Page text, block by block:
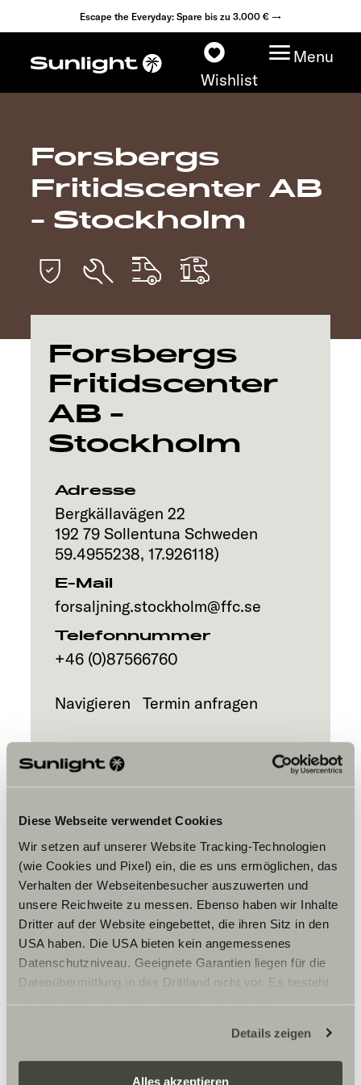
Diese Webseite verwendet Cookies
Wir setzen auf unserer Website Tracking-Technologien
(wie Cookies und Pixel) ein, die es uns ermöglichen, das
Verhalten der Webseitenbesucher auszuwerten und
unsere Reichweite zu messen. Ebenso haben wir Inhalte
Dritter auf der Website eingebettet, die ihren Sitz in den
USA haben. Die USA bieten kein angemessenes
Datenschutzniveau. Geeignete Garantien liegen für die
Datenübermittlung in das Drittland nicht vor. Es besteht
ein erhöhtes Risiko für Betroffene, da diesen
zustehen. Eingesetzte Dienstleister können Daten für
eigene Zwecke verarbeiten und mit anderen Daten
zusammenführen. Weitere Informationen finden Sie hier:
Details zeigen
Alles akzeptieren
Escape the Everyday: Spare bis zu 3.000 € →
Wishlist
Menu
Modelle
Konfigurator
Fahrzeugfinder
Händlersuche
Explore
Service
Forsbergs
Fritidscenter AB
- Stockholm
Forsbergs
Fritidscenter
AB -
Stockholm
Adresse
Bergkällavägen 22
192 79 Sollentuna Schweden
59.4955238, 17.926118)
E-Mail
forsaljning.stockholm@ffc.se
Telefonnummer
+46 (0)87566760
Navigieren Termin anfragen
Bitte akzeptiere die Marketing-
Cookies, um die Inhalte zu sehen.
Cookie-Einstellungen